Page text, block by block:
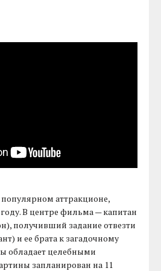
аттракционе,
В центре фильма — капитан
получивший задание отвезти
и ее брата к загадочному
обладает целебными
запланирован на 11